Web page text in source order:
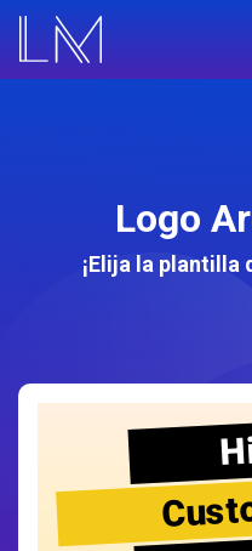
Logo
¡Elija la plantilla